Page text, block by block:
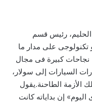
رئيس قسم
تكنولوجى على مدار ما
نجاحات كبيرة فى مجال
السيارات إلى سولار،
الأزمة الطاحنة.يقول
إن بداياته كانت